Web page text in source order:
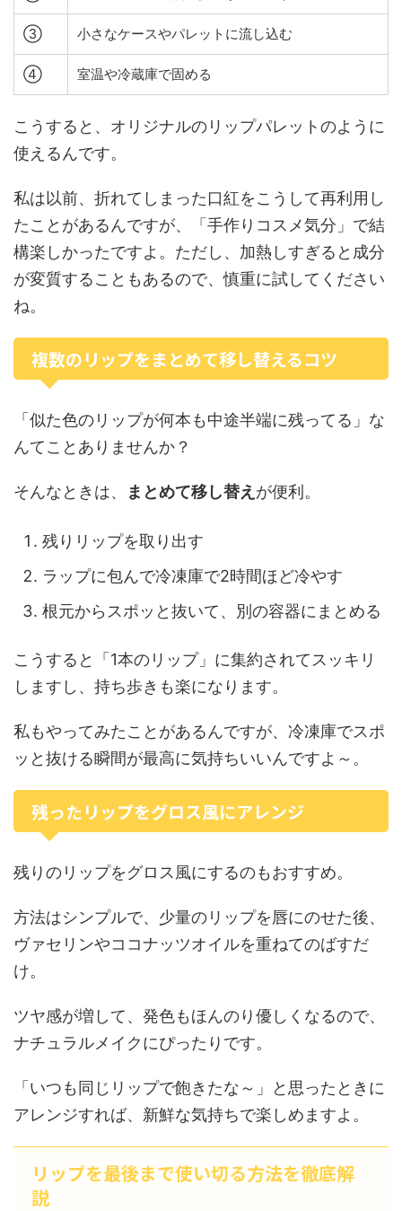
③ 小さなケースやパレットに流し込む
④ 室温や冷蔵庫で固める
こうすると、オリジナルのリップパレットのように
使えるんです。
私は以前、折れてしまった口紅をこうして再利用し
たことがあるんですが、「手作りコスメ気分」で結
構楽しかったですよ。ただし、加熱しすぎると成分
が変質することもあるので、慎重に試してください
ね。
複数のリップをまとめて移し替えるコツ
「似た色のリップが何本も中途半端に残ってる」な
んてことありませんか？
そんなときは、 まとめて移し替え が便利。
残りリップを取り出す
ラップに包んで冷凍庫で2時間ほど冷やす
根元からスポッと抜いて、別の容器にまとめる
こうすると「1本のリップ」に集約されてスッキリ
しますし、持ち歩きも楽になります。
私もやってみたことがあるんですが、冷凍庫でスポ
ッと抜ける瞬間が最高に気持ちいいんですよ～。
残ったリップをグロス風にアレンジ
残りのリップをグロス風にするのもおすすめ。
方法はシンプルで、少量のリップを唇にのせた後、
ヴァセリンやココナッツオイルを重ねてのばすだ
け。
ツヤ感が増して、発色もほんのり優しくなるので、
ナチュラルメイクにぴったりです。
「いつも同じリップで飽きたな～」と思ったときに
アレンジすれば、新鮮な気持ちで楽しめますよ。
リップを最後まで使い切る方法を徹底解
説